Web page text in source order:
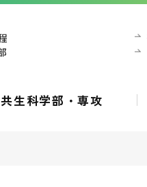
共生科学部・専攻